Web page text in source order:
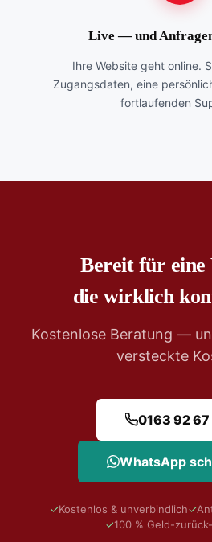
Live — und
Ihre Website geht online.
Zugangsdaten, eine
fortlaufenden
Bereit für eine
die wirklich
Kostenlose Beratung —
versteckte
0163 92 67
WhatsApp
✓Kostenlos & unverbindlich✓
✓100 % Geld-